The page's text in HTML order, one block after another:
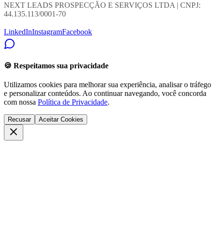
NEXT LEADS PROSPECÇÃO E SERVIÇOS LTDA | CNPJ:
44.135.113/0001-70
LinkedInInstagramFacebook
🍪 Respeitamos sua privacidade
Utilizamos cookies para melhorar sua experiência, analisar o tráfego
e personalizar conteúdos. Ao continuar navegando, você concorda
com nossa Política de Privacidade.
Recusar Aceitar Cookies